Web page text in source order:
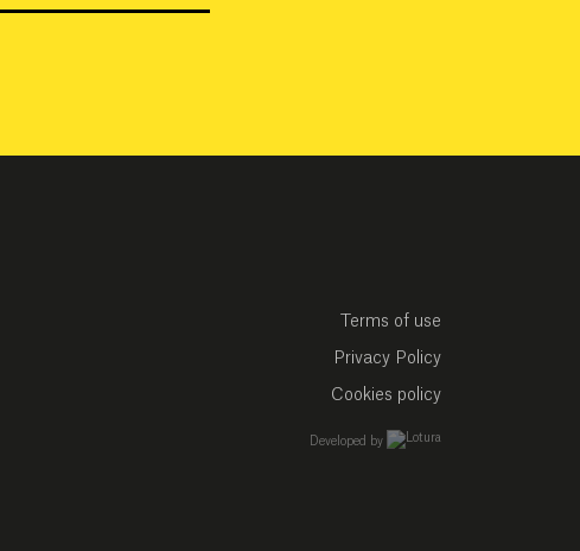
Terms of use
Privacy Policy
Cookies policy
Developed by